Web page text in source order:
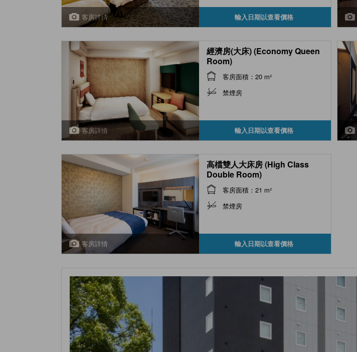
客房詳情 輸入日期以查看價格
客房詳情
經濟房(大床) (Economy Queen
Room)
客房面積：20 m²
禁煙房
輸入日期以查看價格
客房詳情
高檔雙人大床房 (High Class
Double Room)
客房面積：21 m²
禁煙房
輸入日期以查看價格